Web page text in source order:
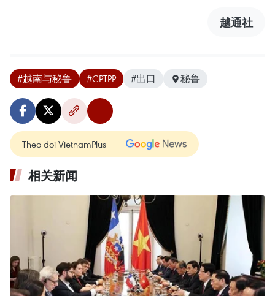
越通社
#越南与秘鲁 #CPTPP #出口 秘鲁
Theo dõi VietnamPlus
相关新闻